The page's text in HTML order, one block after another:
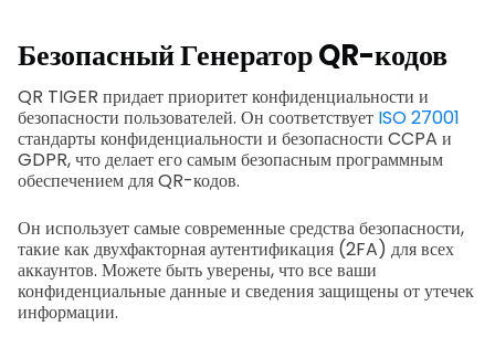
БезопасныйГенератор QR-кодов
QR TIGER придает приоритет конфиденциальности и
безопасности пользователей. Он соответствует ISO 27001
стандарты конфиденциальности и безопасности CCPA и
GDPR, что делает его самым безопасным программным
обеспечением для QR-кодов.
Он использует самые современные средства безопасности,
такие как двухфакторная аутентификация (2FA) для всех
аккаунтов. Можете быть уверены, что все ваши
конфиденциальные данные и сведения защищены от утечек
информации.